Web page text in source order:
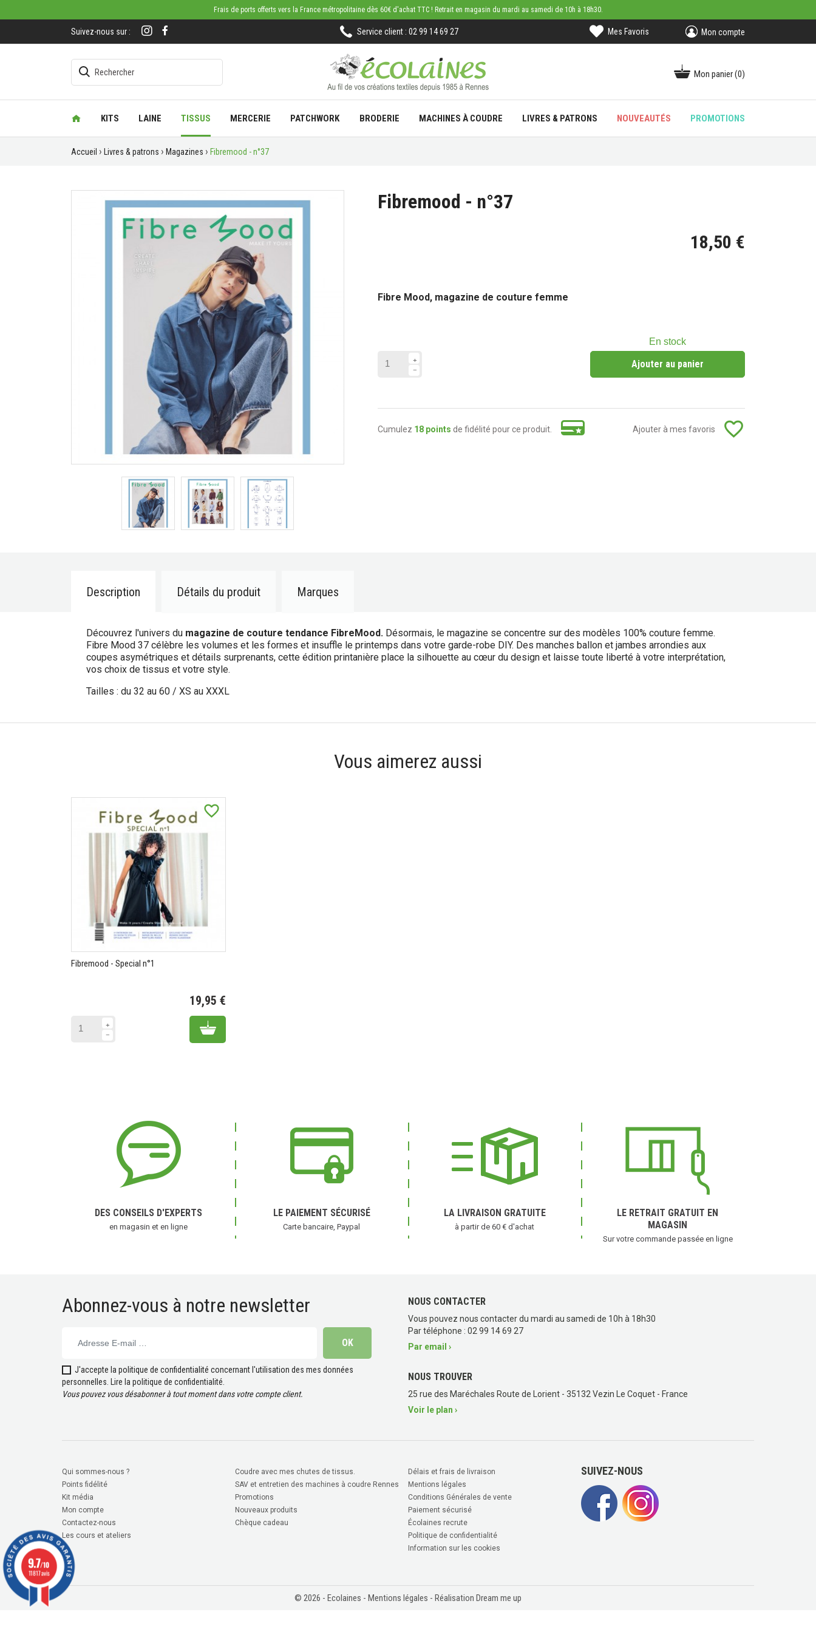
Frais de ports offerts vers la France métropolitaine dès 60€ d'achat TTC ! Retrait en magasin du mardi au samedi de 10h à 18h30.
Suivez-nous sur : Service client : 02 99 14 69 27 Mes Favoris Mon compte
Mon panier(0)
KITS LAINE TISSUS MERCERIE PATCHWORK BRODERIE MACHINES À COUDRE LIVRES & PATRONS NOUVEAUTÉS PROMOTIONS
Accueil Livres & patrons Magazines Fibremood - n°37
Fibremood - n°37
18,50 €
Fibre Mood, magazine de couture femme
En stock
Ajouter au panier
Ajouter à mes favoris favorite_border
Cumulez 18 points de fidélité pour ce produit.
Description Détails du produit Marques
Découvrez l'univers du magazine de couture tendance FibreMood. Désormais, le magazine se concentre sur des modèles 100% couture femme.
Fibre Mood 37 célèbre les volumes et les formes et insuffle le printemps dans votre garde-robe DIY. Des manches ballon et jambes arrondies aux
coupes asymétriques et détails surprenants, cette édition printanière place la silhouette au cœur du design et laisse toute liberté à votre interprétation,
vos choix de tissus et votre style.
Tailles : du 32 au 60 / XS au XXXL
Vous aimerez aussi
favorite_border
Fibremood - Special n°1
19,95 €
Add to cart
DES CONSEILS D'EXPERTS
en magasin et en ligne
LE PAIEMENT SÉCURISÉ
Carte bancaire, Paypal
LA LIVRAISON GRATUITE
à partir de 60 € d'achat
LE RETRAIT GRATUIT EN
MAGASIN
Sur votre commande passée en ligne
Abonnez-vous à notre newsletter
J'accepte la politique de confidentialité concernant l'utilisation des mes données
personnelles. Lire la politique de confidentialité
Vous pouvez vous désabonner à tout moment dans votre compte client.
NOUS CONTACTER
Vous pouvez nous contacter du mardi au samedi de 10h à 18h30
Par téléphone : 02 99 14 69 27
Par email ›
NOUS TROUVER
25 rue des Maréchales Route de Lorient - 35132 Vezin Le Coquet - France
Voir le plan ›
Qui sommes-nous ?
Points fidélité
Kit média
Mon compte
Contactez-nous
Les cours et ateliers
Coudre avec mes chutes de tissus.
SAV et entretien des machines à coudre Rennes
Promotions
Nouveaux produits
Chèque cadeau
Délais et frais de livraison
Mentions légales
Conditions Générales de vente
Paiement sécurisé
Écolaines recrute
Politique de confidentialité
Information sur les cookies
SUIVEZ-NOUS
© 2026 - Ecolaines - Mentions légales - Réalisation Dream me up
9.7/10
11817 avis